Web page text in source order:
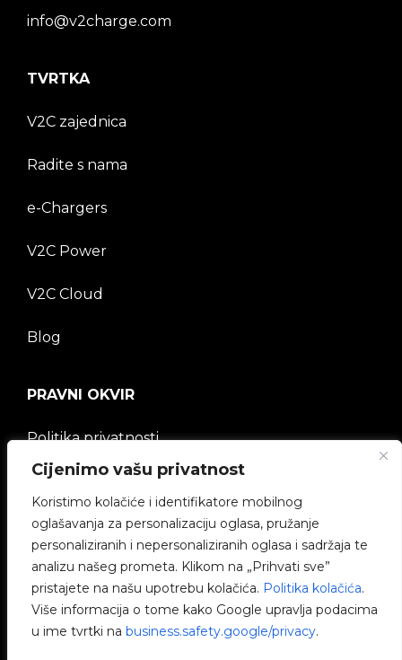
Cijenimo vašu privatnost
Koristimo kolačiće i identifikatore mobilnog
oglašavanja za personalizaciju oglasa, pružanje
personaliziranih i nepersonaliziranih oglasa i sadržaja te
analizu našeg prometa. Klikom na „Prihvati sve”
pristajete na našu upotrebu kolačića. Politika kolačića.
Više informacija o tome kako Google upravlja podacima
u ime tvrtki na business.safety.google/privacy.
info@v2charge.com
TVRTKA
V2C zajednica
Radite s nama
e-Chargers
V2C Power
V2C Cloud
Blog
PRAVNI OKVIR
Politika privatnosti
Pravna napomena
Politika kolačića
Etički kanal
Politika kvalitete